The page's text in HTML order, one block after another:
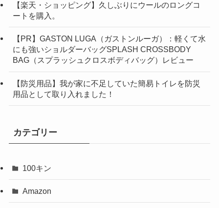
【楽天・ショッピング】久しぶりにウールのロングコ
ートを購入。
【PR】GASTON LUGA（ガストンルーガ）：軽くて水
にも強いショルダーバッグSPLASH CROSSBODY
BAG（スプラッシュクロスボディバッグ）レビュー
【防災用品】我が家に不足していた簡易トイレを防災
用品として取り入れました！
カテゴリー
100キン
Amazon